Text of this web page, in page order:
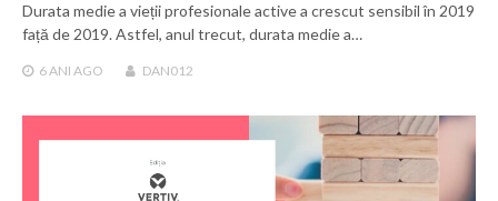
Durata medie a vieții profesionale active a crescut sensibil în 2019
față de 2019. Astfel, anul trecut, durata medie a…
6 ANI AGO DAN012